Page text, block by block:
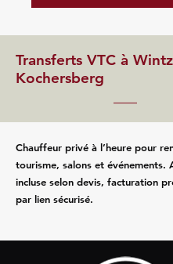
Transferts VTC à
Kochersberg
Chauffeur privé à l’heure pour
tourisme, salons et événements.
incluse selon devis, facturation
par lien sécurisé.